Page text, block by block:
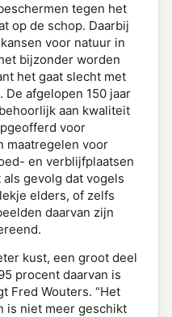
tegen het
op de schop. Daarbij
voor natuur in
bijzonder worden
het gaat slecht met
afgelopen 150 jaar
aan kwaliteit
voor
maatregelen voor
en verblijfplaatsen
gevolg dat vogels
elders, of zelfs
daarvan zijn
kust, een groot deel
procent daarvan is
Fred Wouters. “Het
is niet meer geschikt